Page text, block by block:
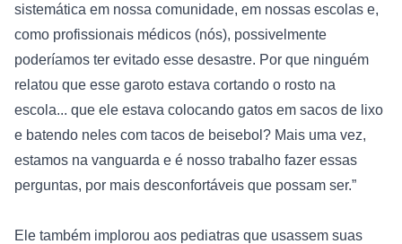
sistemática em nossa comunidade, em nossas escolas e,
como profissionais médicos (nós), possivelmente
poderíamos ter evitado esse desastre. Por que ninguém
relatou que esse garoto estava cortando o rosto na
escola... que ele estava colocando gatos em sacos de lixo
e batendo neles com tacos de beisebol? Mais uma vez,
estamos na vanguarda e é nosso trabalho fazer essas
perguntas, por mais desconfortáveis ​​que possam ser.”
Ele também implorou aos pediatras que usassem suas